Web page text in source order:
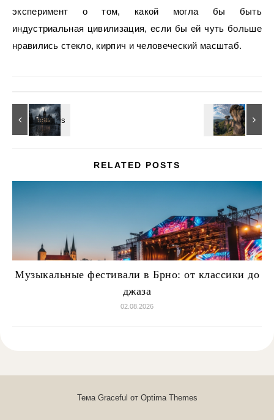
эксперимент о том, какой могла бы быть
индустриальная цивилизация, если бы ей чуть больше
нравились стекло, кирпич и человеческий масштаб.
RELATED POSTS
Музыкальные фестивали в Брно: от классики до
джаза
02.08.2026
Тема Graceful от Optima Themes